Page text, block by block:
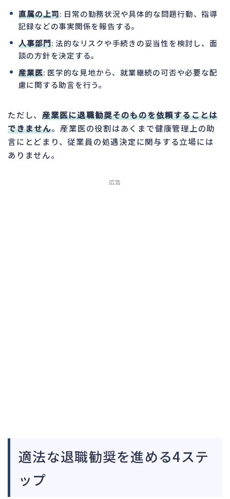
直属の上司: 日常の勤務状況や具体的な問題行動、指導
記録などの事実関係を報告する。
人事部門: 法的なリスクや手続きの妥当性を検討し、面
談の方針を決定する。
産業医: 医学的な見地から、就業継続の可否や必要な配
慮に関する助言を行う。
ただし、産業医に退職勧奨そのものを依頼することは
できません。産業医の役割はあくまで健康管理上の助
言にとどまり、従業員の処遇決定に関与する立場には
ありません。
広告
適法な退職勧奨を進める4ステ
ップ